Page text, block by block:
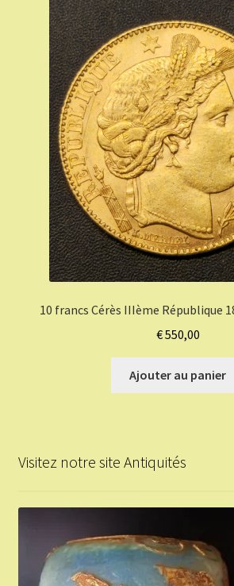
10 francs Cérès IIIème République
€550,00
Ajouter au panier
Visitez notre site Antiquités